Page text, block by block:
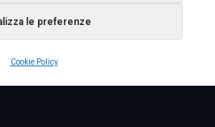
le preferenze
Cookie Policy
4/5/1996 - Direttore Responsabile:
P.IVA 00213640709